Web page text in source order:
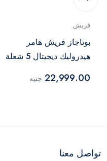
فريش
بوتاجاز فريش هامر
هيدروليك ديجيتال 5 شعلة
22,999.00 جنيه
تواصل معنا